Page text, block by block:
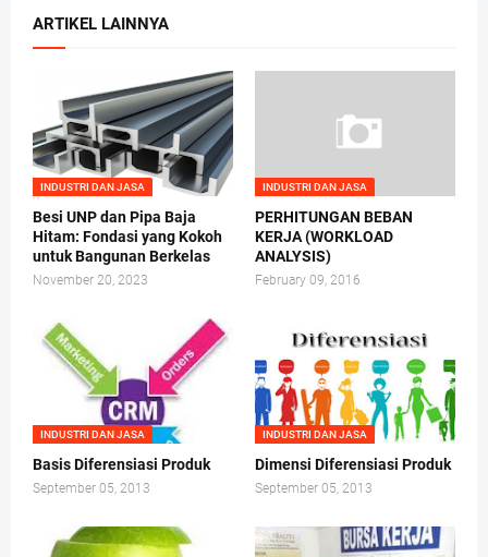
ARTIKEL LAINNYA
INDUSTRI DAN JASA
Besi UNP dan Pipa Baja
Hitam: Fondasi yang Kokoh
untuk Bangunan Berkelas
November 20, 2023
INDUSTRI DAN JASA
PERHITUNGAN BEBAN
KERJA (WORKLOAD
ANALYSIS)
February 09, 2016
INDUSTRI DAN JASA
Basis Diferensiasi Produk
September 05, 2013
INDUSTRI DAN JASA
Dimensi Diferensiasi Produk
September 05, 2013